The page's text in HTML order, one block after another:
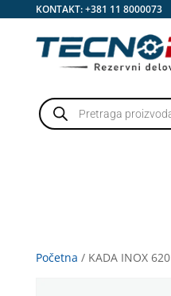
KONTAKT:+381 11 8000073
Products
search
Početna / KADA INOX 620